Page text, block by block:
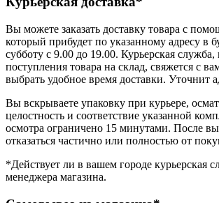
Вы можете заказать доставку товара с
который прибудет по указанному адресу в
субботу с 9.00 до 19.00. Курьерская служба,
поступления товара на склад, свяжется с
выбрать удобное время доставки. Уточнит
Вы вскрываете упаковку при курьере,
целостность и соответствие указанной
осмотра ограничено 15 минутами. После
отказаться частично или полностью от
*Действует ли в вашем городе курьерская
менеджера магазина.